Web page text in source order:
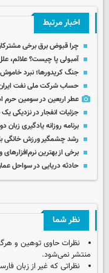
اخبار مرتبط
چرا قبوض برق برخی
آمبولی پا چیست؟ علائم،
جنگ کریدورها؛ نبرد خاموش
حساب‌ شرکت ملی نفت
عطر اربعین در سومین حرم
جزئیات انفجار در نزدیکی
برنامه روزانه یادگیری
رشد چشمگیر ورزش خانگی
برخی از بهترین نرم‌افزارهای
حادثه دریایی در سواحل
نظر شما
نظرات حاوی توهین و
منتشر نمی‌شود.
نظراتی که غیر از زبان